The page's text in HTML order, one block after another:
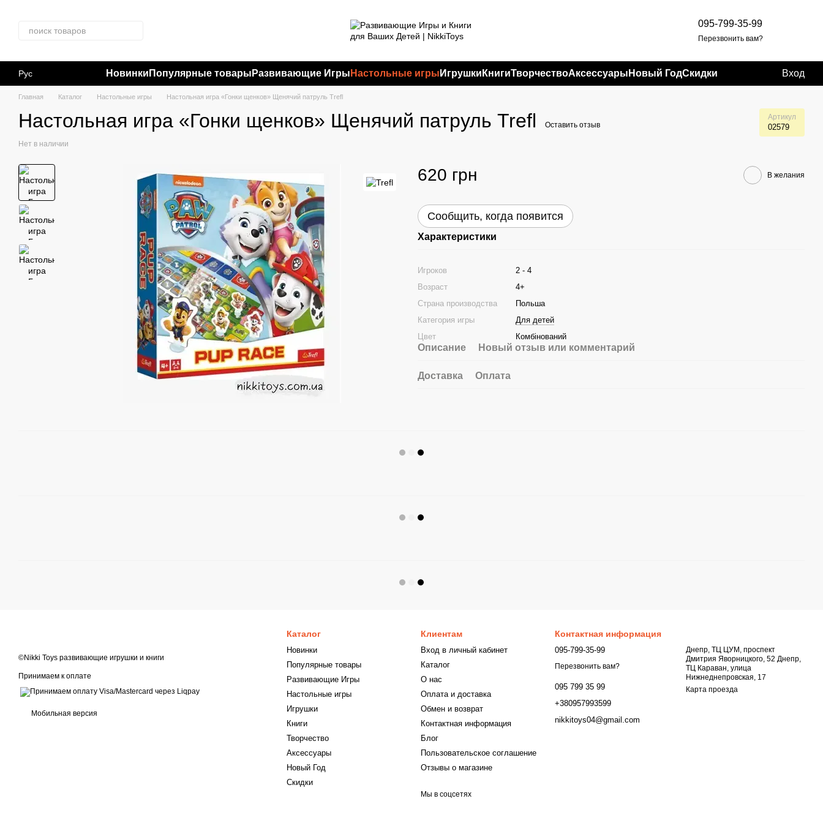
095-799-35-99
Перезвонить вам?
Рус Новинки Популярные товары Развивающие Игры Настольные игры Игрушки КнигиТворчествоАксессуары Новый ГодСкидки Вход
Главная Каталог Настольные игры Настольная игра «Гонки щенков» Щенячий патруль Trefl
Настольная игра «Гонки щенков» Щенячий патруль Trefl Оставить отзыв
Артикул
02579
Нет в наличии
620 грн В желания
Сообщить, когда появится
Характеристики
Игроков
2 - 4
Возраст
4+
Страна производства
Польша
Категория игры
Для детей
Цвет
Комбінований
Описание Новый отзыв или комментарий
Доставка Оплата
©Nikki Toys развивающие игрушки и книги
Принимаем к оплате
Мобильная версия
Каталог
Новинки
Популярные товары
Развивающие Игры
Настольные игры
Игрушки
Книги
Творчество
Аксессуары
Новый Год
Скидки
Клиентам
Вход в личный кабинет
Каталог
О нас
Оплата и доставка
Обмен и возврат
Контактная информация
Блог
Пользовательское соглашение
Отзывы о магазине
Мы в соцсетях
Контактная информация
095-799-35-99
Перезвонить вам?
095 799 35 99
+380957993599
nikkitoys04@gmail.com
Днепр, ТЦ ЦУМ, проспект
Дмитрия Яворницкого, 52 Днепр,
ТЦ Караван, улица
Нижнеднепровская, 17
Карта проезда